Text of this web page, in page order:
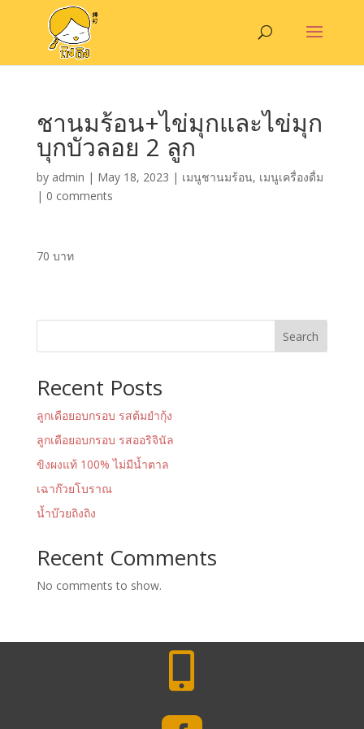
ชานมร้อน+ไข่มุกและไข่มุก
บุกบัวลอย 2 ลูก
by admin | May 18, 2023 | เมนูชานมร้อน, เมนูเครื่องดื่ม
| 0 comments
70 บาท
Search
Recent Posts
ลูกเดือยอบกรอบ รสต้มยำกุ้ง
ลูกเดือยอบกรอบ รสออริจินัล
ขิงผงแท้ 100% ไม่มีน้ำตาล
เฉาก๊วยโบราณ
น้ำบ๊วยถิงถิง
Recent Comments
No comments to show.
